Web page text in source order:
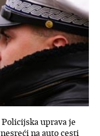
Policijska uprava je
na auto cesti